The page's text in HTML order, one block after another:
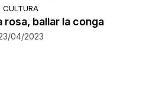
CULTURA
rosa, ballar la conga
04/2023